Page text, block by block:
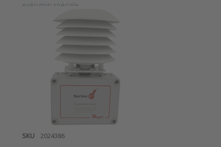
exécution spéciale
sondes de gaine et
d'immersion sont
disponibles en
longueurs de tige…
Capteur
transmetteur
température
Dwyer avec
série BTT-R
SKU
2024386